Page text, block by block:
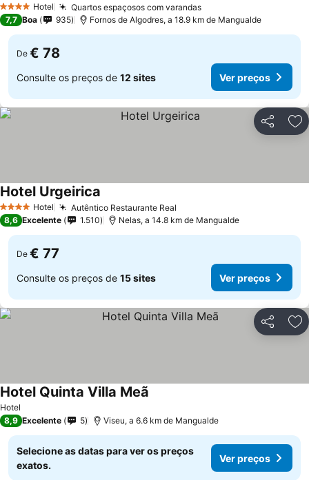
4 EstrelasHotel Quartos espaçosos com varandas
7,7 Boa 935 Fornos de Algodres, a 18.9 km de Mangualde
De € 78
Consulte os preços de 12 sites Ver preços
Partilhar
4 EstrelasHotel Autêntico Restaurante Real
Hotel Urgeirica
8,6 Excelente 1.510 Nelas, a 14.8 km de Mangualde
De € 77
Consulte os preços de 15 sites Ver preços
Partilhar
Hotel
Hotel Quinta Villa Meã
8,9 Excelente 5 Viseu, a 6.6 km de Mangualde
Selecione as datas para ver os preços
exatos.
Ver preços